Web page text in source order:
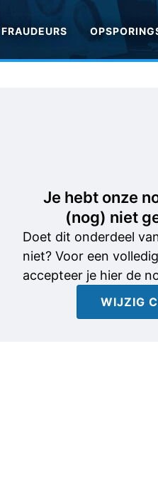
FRAUDEURS
Je hebt onze
(nog) niet
Doet dit onderdeel
niet? Voor een
accepteer je hier de
WIJZIG